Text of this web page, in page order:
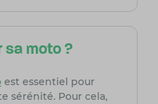
sa moto ?
est essentiel pour
sérénité. Pour cela,